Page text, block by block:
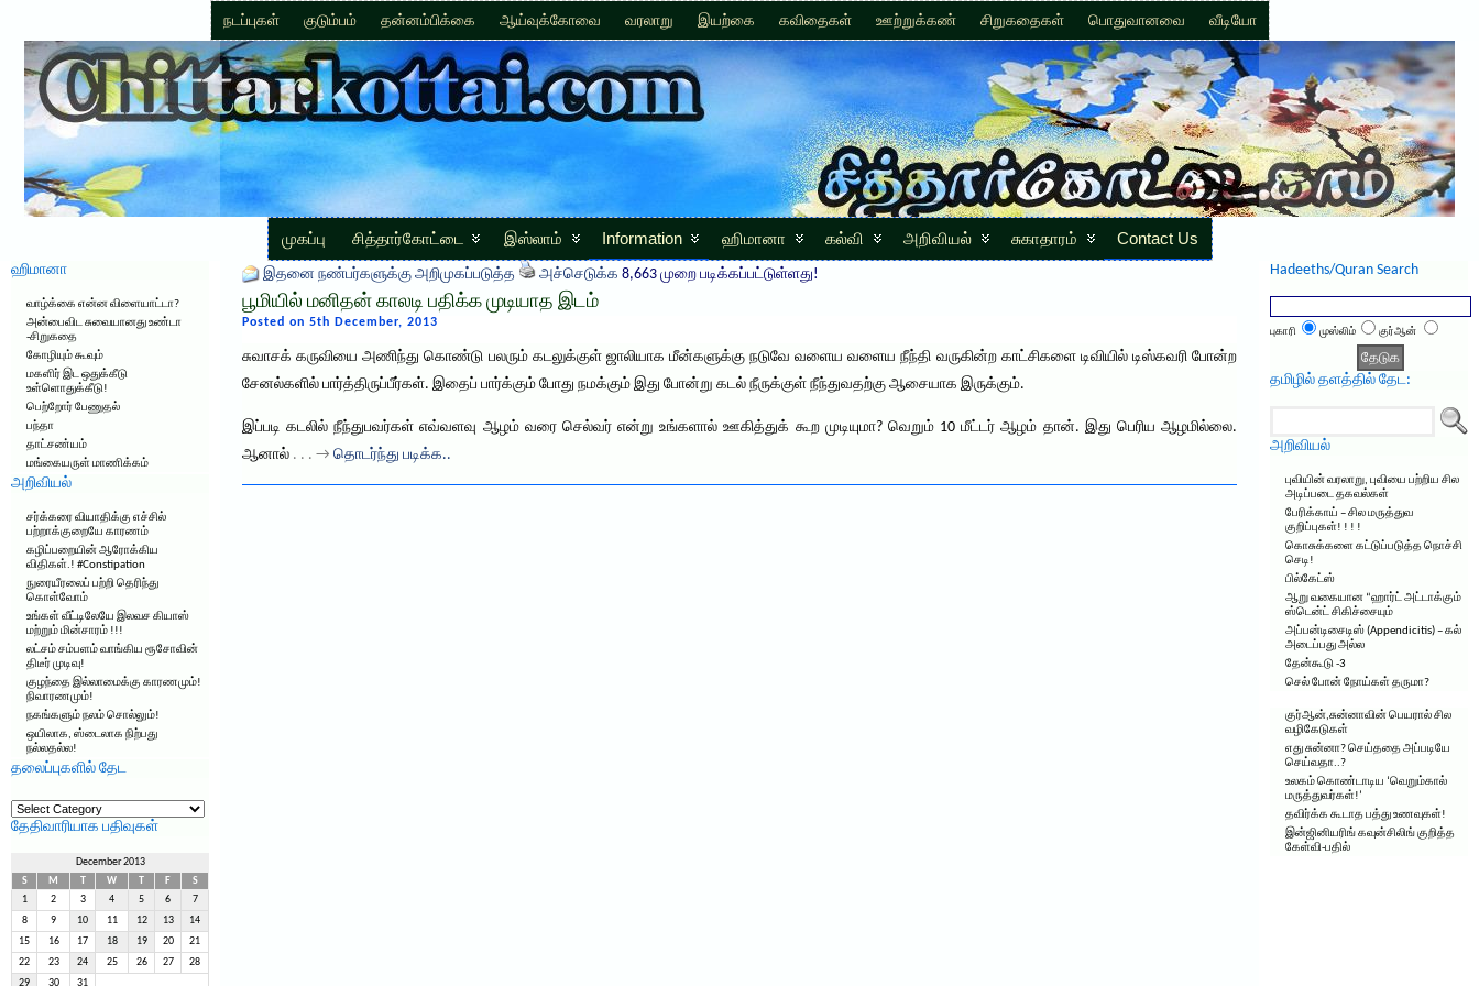
நடப்புகள் குடும்பம் தன்னம்பிக்கை ஆய்வுக்கோவை வரலாறு இயற்கை கவிதைகள் ஊற்றுக்கண் சிறுகதைகள் பொதுவானவை வீடியோ
முகப்பு சித்தார்கோட்டை இஸ்லாம் Information ஹிமானா கல்வி அறிவியல் சுகாதாரம் Contact Us
ஹிமானா
வாழ்க்கை என்ன விளையாட்டா?
அன்பைவிட சுவையானது உண்டா
-சிறுகதை
கோழியும் கூவும்
மகளிர் இட ஒதுக்கீடு
உள்ளொதுக்கீடு!
பெற்றோர் பேணுதல்
பந்தா
தாட்சண்யம்
மங்கையருள் மாணிக்கம்
அறிவியல்
சர்க்கரை வியாதிக்கு எச்சில்
பற்றாக்குறையே காரணம்
கழிப்பறையின் ஆரோக்கிய
விதிகள்.! #Constipation
நுரையீரலைப் பற்றி தெரிந்து
கொள்வோம்
உங்கள் வீட்டிலேயே இலவச கியாஸ்
மற்றும் மின்சாரம் !!!
லட்சம் சம்பளம் வாங்கிய ரூசோவின்
திடீர் முடிவு!
குழந்தை இல்லாமைக்கு காரணமும்!
நிவாரணமும்!
நகங்களும் நலம் சொல்லும்!
ஒயிலாக, ஸ்டைலாக நிற்பது
நல்லதல்ல!
தலைப்புகளில் தேட
தலைப்புகளில்
தேட
தேதிவாரியாக பதிவுகள்
December 2013
S
M W F
S
1
2 3 4 5 6 7
8 9 10 11 12 13 14
15 16 17 18 19 20 21
22 23 24 25 26 27 28
29 30 31
இதனை நண்பர்களுக்கு அறிமுகப்படுத்த அச்செடுக்க 8,663 முறை படிக்கப்பட்டுள்ளது!
பூமியில் மனிதன் காலடி பதிக்க முடியாத இடம்
Posted on 5th December, 2013
சுவாசக் கருவியை அணிந்து கொண்டு பலரும் கடலுக்குள் ஜாலியாக மீன்களுக்கு நடுவே வளைய வளைய நீந்தி வருகின்ற காட்சிகளை டிவியில் டிஸ்கவரி போன்ற
சேனல்களில் பார்த்திருப்பீர்கள். இதைப் பார்க்கும் போது நமக்கும் இது போன்று கடல் நீருக்குள் நீந்துவதற்கு ஆசையாக இருக்கும்.
இப்படி கடலில் நீந்துபவர்கள் எவ்வளவு ஆழம் வரை செல்வர் என்று உங்களால் ஊகித்துக் கூற முடியுமா? வெறும் 10 மீட்டர் ஆழம் தான். இது பெரிய ஆழமில்லை.
ஆனால் . . . → தொடர்ந்து படிக்க..
Hadeeths/Quran Search
புகாரி முஸ்லிம் குர்ஆன்
தமிழில் தளத்தில் தேட:
அறிவியல்
புவியின் வரலாறு, புவியை பற்றிய சில
அடிப்படை தகவல்கள்
பேரிக்காய் – சில மருத்துவ
குறிப்புகள்! ! ! !
கொசுக்களை கட்டுப்படுத்த நொச்சி
செடி!
பில்கேட்ஸ்
ஆறு வகையான “ஹார்ட் அட்டாக்கும்
ஸ்டென்ட் சிகிச்சையும்
அப்பன்டிசைடிஸ் (Appendicitis) – கல்
அடைப்பது அல்ல
தேன்கூடு -3
செல் போன் நோய்கள் தருமா?
குர்ஆன்,சுன்னாவின் பெயரால் சில
வழிகேடுகள்
எது சுன்னா? செய்ததை அப்படியே
செய்வதா..?
உலகம் கொண்டாடிய ‘வெறும்கால்
மருத்துவர்கள்!’
தவிர்க்க கூடாத பத்து உணவுகள்!
இன்ஜினியரிங் கவுன்சிலிங் குறித்த
கேள்வி-பதில்